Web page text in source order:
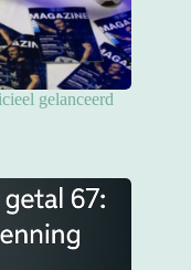
gelanceerd